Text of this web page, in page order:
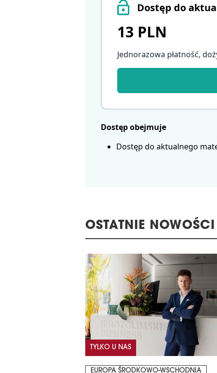
Dostęp do
13 PLN
Jednorazowa płatność,
Dostęp obejmuje
Dostęp do aktualnego
OSTATNIE NOWOŚCI
TYLKO U NAS
EUROPA ŚRODKOWO-WSCHODNIA